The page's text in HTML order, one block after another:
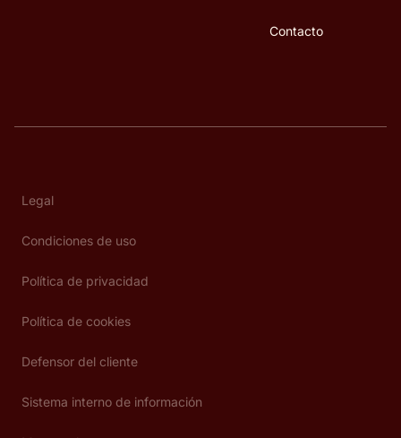
Contacto
Legal
Condiciones de uso
Política de privacidad
Política de cookies
Defensor del cliente
Sistema interno de información